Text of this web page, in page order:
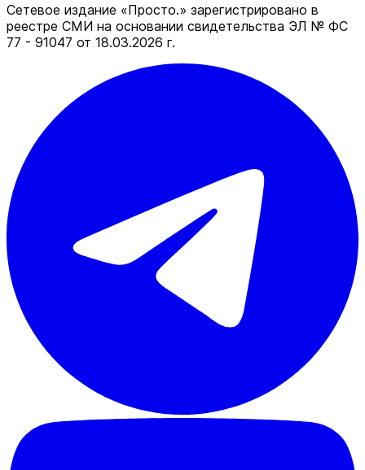
Сетевое издание «Просто.» зарегистрировано в
реестре СМИ на основании свидетельства ЭЛ № ФС
77 - 91047 от 18.03.2026 г.